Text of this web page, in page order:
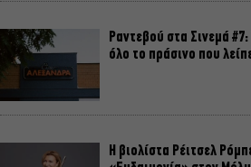
Ραντεβού στα Σινεμά
όλο το πράσινο που
Η βιολίστα Ρέιτσελ